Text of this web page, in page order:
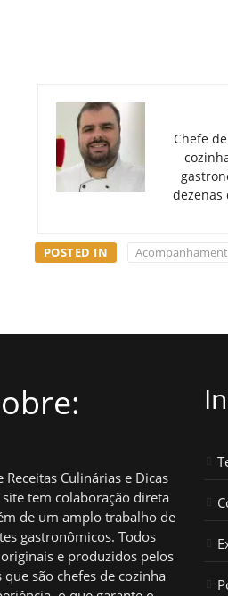
Chefe
dezenas
POSTED IN
Culinárias e Dicas
site tem colaboração direta
de um amplo trabalho de
gastronômicos. Todos
e produzidos pelos
são chefes de cozinha